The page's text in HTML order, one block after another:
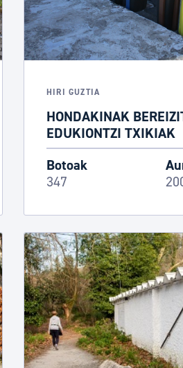
HIRI GUZTIA
HONDAKINAK
EDUKIONTZI TXIKIAK
Botoak
347